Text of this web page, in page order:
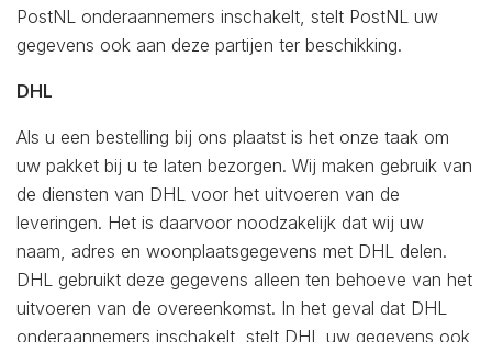
PostNL onderaannemers inschakelt, stelt PostNL uw
gegevens ook aan deze partijen ter beschikking.
DHL
Als u een bestelling bij ons plaatst is het onze taak om
uw pakket bij u te laten bezorgen. Wij maken gebruik van
de diensten van DHL voor het uitvoeren van de
leveringen. Het is daarvoor noodzakelijk dat wij uw
naam, adres en woonplaatsgegevens met DHL delen.
DHL gebruikt deze gegevens alleen ten behoeve van het
uitvoeren van de overeenkomst. In het geval dat DHL
onderaannemers inschakelt, stelt DHL uw gegevens ook